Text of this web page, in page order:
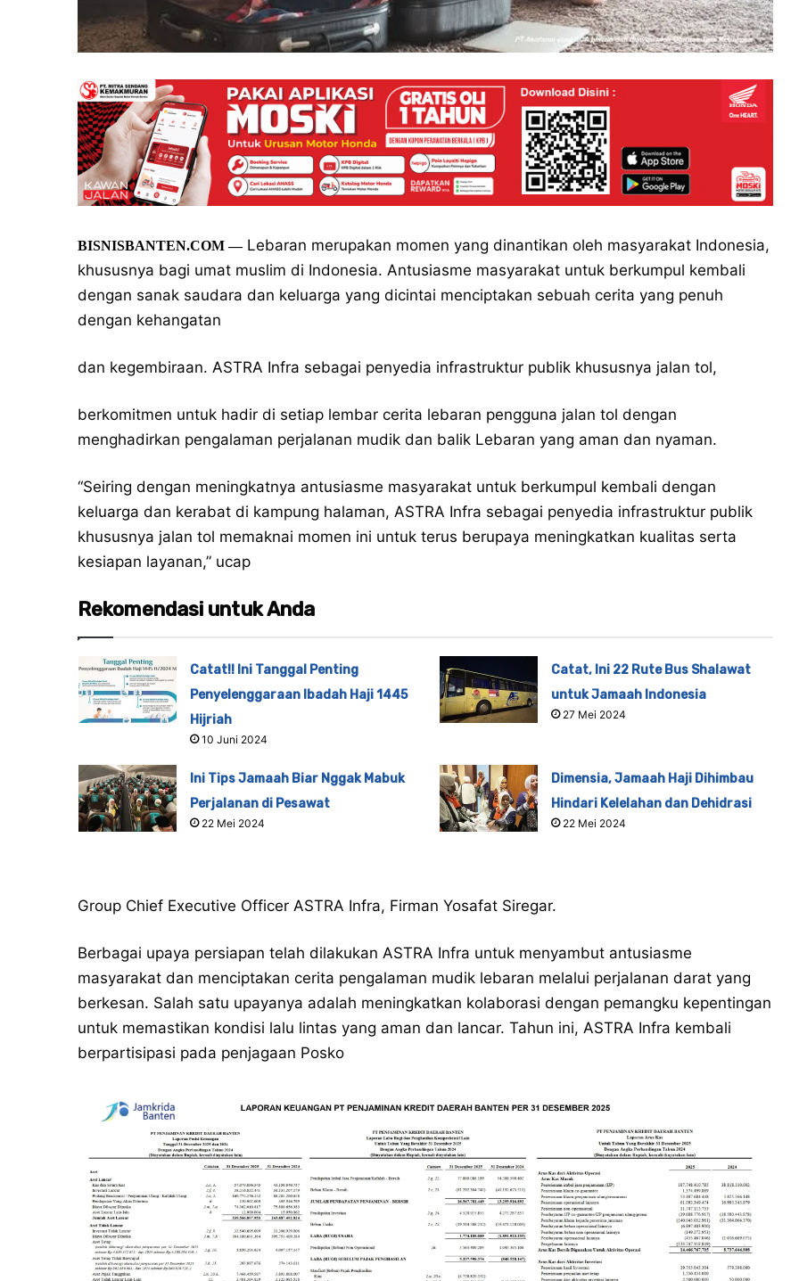
BISNISBANTEN.COM —Lebaran merupakan momen yang dinantikan oleh masyarakat Indonesia,
khususnya bagi umat muslim di Indonesia. Antusiasme masyarakat untuk berkumpul kembali
dengan sanak saudara dan keluarga yang dicintai menciptakan sebuah cerita yang penuh
dengan kehangatan
dan kegembiraan. ASTRA Infra sebagai penyedia infrastruktur publik khususnya jalan tol,
berkomitmen untuk hadir di setiap lembar cerita lebaran pengguna jalan tol dengan
menghadirkan pengalaman perjalanan mudik dan balik Lebaran yang aman dan nyaman.
“Seiring dengan meningkatnya antusiasme masyarakat untuk berkumpul kembali dengan
keluarga dan kerabat di kampung halaman, ASTRA Infra sebagai penyedia infrastruktur publik
khususnya jalan tol memaknai momen ini untuk terus berupaya meningkatkan kualitas serta
kesiapan layanan,” ucap
Rekomendasi untuk Anda
Catat!! Ini Tanggal Penting
Penyelenggaraan Ibadah Haji 1445
Hijriah
10 Juni 2024
Catat, Ini 22 Rute Bus Shalawat
untuk Jamaah Indonesia
27 Mei 2024
Ini Tips Jamaah Biar Nggak Mabuk
Perjalanan di Pesawat
22 Mei 2024
Dimensia, Jamaah Haji Dihimbau
Hindari Kelelahan dan Dehidrasi
22 Mei 2024
Group Chief Executive Officer ASTRA Infra, Firman Yosafat Siregar.
Berbagai upaya persiapan telah dilakukan ASTRA Infra untuk menyambut antusiasme
masyarakat dan menciptakan cerita pengalaman mudik lebaran melalui perjalanan darat yang
berkesan. Salah satu upayanya adalah meningkatkan kolaborasi dengan pemangku kepentingan
untuk memastikan kondisi lalu lintas yang aman dan lancar. Tahun ini, ASTRA Infra kembali
berpartisipasi pada penjagaan Posko